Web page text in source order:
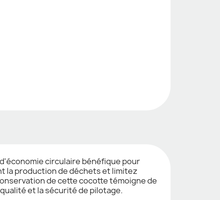
circulaire bénéfique pour
la production de déchets et limitez
de cette cocotte témoigne de
et la sécurité de pilotage.